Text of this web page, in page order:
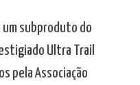
um subproduto do
Ultra Trail
pela Associação